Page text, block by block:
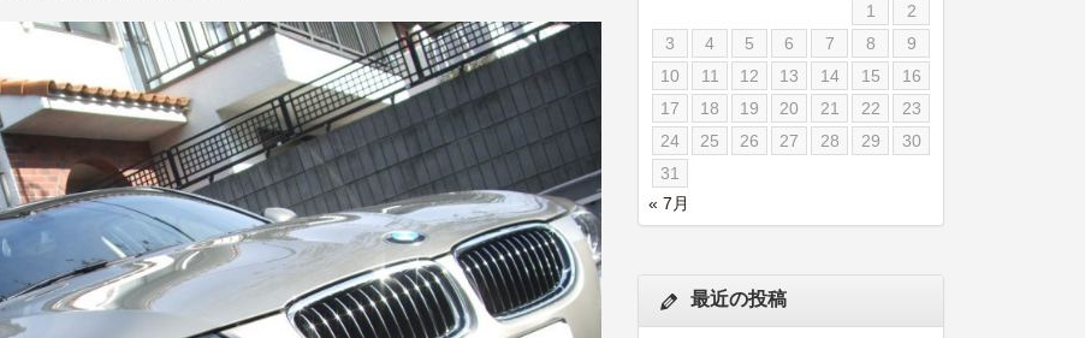
1
2
3
4 5 6 7 8
9
10
11 12 13 14 15
16
17
18 19 20 21 22
23
24
25 26 27 28 29
30
31
« 7月
最近の投稿